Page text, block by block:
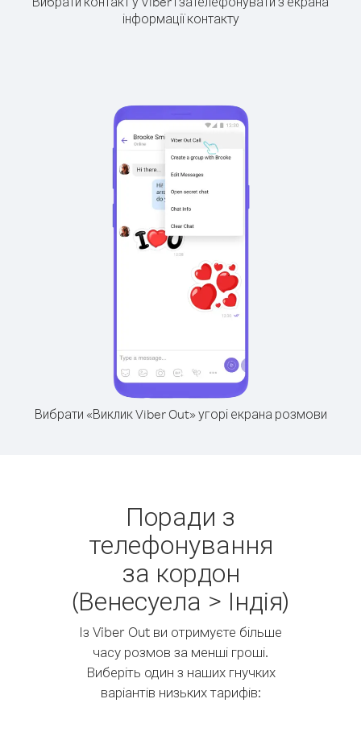
інформації контакту
Вибрати «Виклик Viber Out» угорі екрана розмови
Поради з
телефонування
за кордон
(Венесуела > Індія)
Із Viber Out ви отримуєте більше
часу розмов за менші гроші.
Виберіть один з наших гнучких
варіантів низьких тарифів: